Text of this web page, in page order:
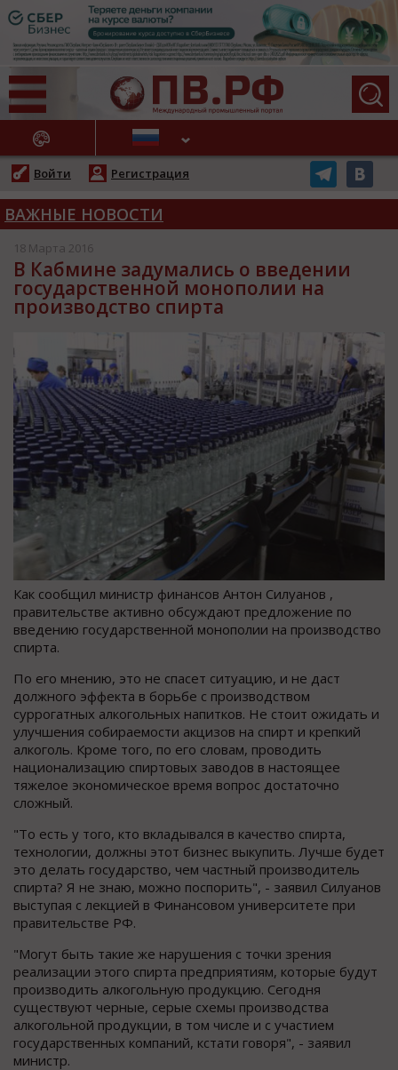
НОВОСТИ
Войти Регистрация
ВАЖНЫЕ НОВОСТИ
18 Марта 2016
В Кабмине задумались о введении
государственной монополии на
производство спирта
Как сообщил министр финансов Антон Силуанов ,
правительстве активно обсуждают предложение по
введению государственной монополии на производство
спирта.
По его мнению, это не спасет ситуацию, и не даст
должного эффекта в борьбе с производством
суррогатных алкогольных напитков. Не стоит ожидать и
улучшения собираемости акцизов на спирт и крепкий
алкоголь. Кроме того, по его словам, проводить
национализацию спиртовых заводов в настоящее
тяжелое экономическое время вопрос достаточно
сложный.
"То есть у того, кто вкладывался в качество спирта,
технологии, должны этот бизнес выкупить. Лучше будет
это делать государство, чем частный производитель
спирта? Я не знаю, можно поспорить", - заявил Силуанов
выступая с лекцией в Финансовом университете при
правительстве РФ.
"Могут быть такие же нарушения с точки зрения
реализации этого спирта предприятиям, которые будут
производить алкогольную продукцию. Сегодня
существуют черные, серые схемы производства
алкогольной продукции, в том числе и с участием
государственных компаний, кстати говоря", - заявил
министр.